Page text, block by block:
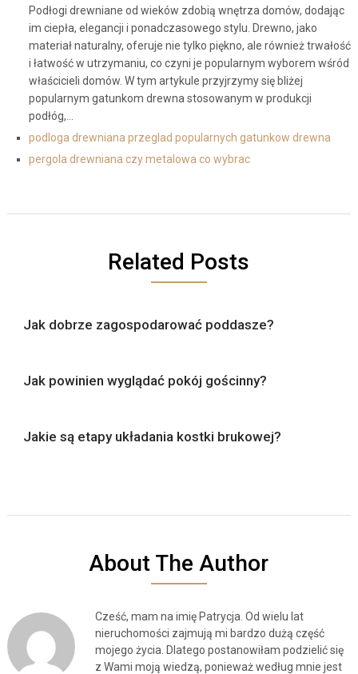
Podłogi drewniane od wieków zdobią wnętrza domów, dodając
im ciepła, elegancji i ponadczasowego stylu. Drewno, jako
materiał naturalny, oferuje nie tylko piękno, ale również trwałość
i łatwość w utrzymaniu, co czyni je popularnym wyborem wśród
właścicieli domów. W tym artykule przyjrzymy się bliżej
popularnym gatunkom drewna stosowanym w produkcji
podłóg,…
podloga drewniana przeglad popularnych gatunkow drewna
pergola drewniana czy metalowa co wybrac
Related Posts
Jak dobrze zagospodarować poddasze?
Jak powinien wyglądać pokój gościnny?
Jakie są etapy układania kostki brukowej?
About The Author
Cześć, mam na imię Patrycja. Od wielu lat
nieruchomości zajmują mi bardzo dużą część
mojego życia. Dlatego postanowiłam podzielić się
z Wami moją wiedzą, ponieważ według mnie jest